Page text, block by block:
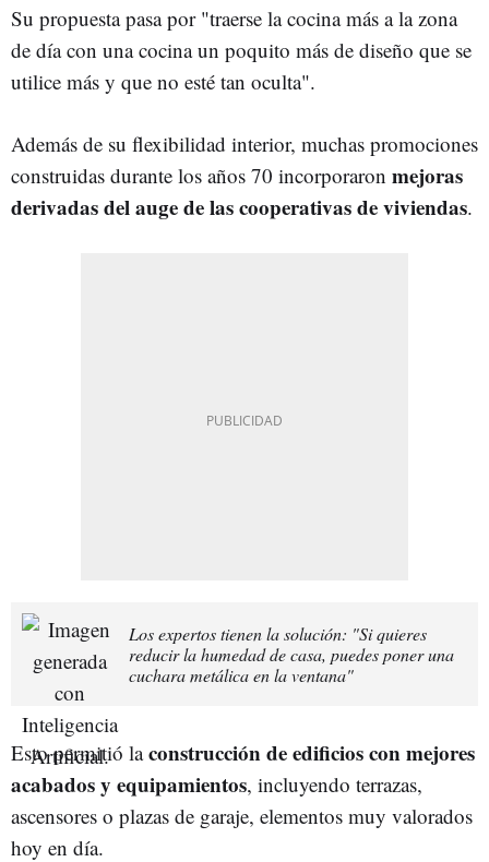
Su propuesta pasa por "traerse la cocina más a la zona
de día con una cocina un poquito más de diseño que se
utilice más y que no esté tan oculta".
Además de su flexibilidad interior, muchas promociones
construidas durante los años 70 incorporaron mejoras
derivadas del auge de las cooperativas de viviendas.
Los expertos tienen la solución: "Si quieres
reducir la humedad de casa, puedes poner una
cuchara metálica en la ventana"
Esto permitió laconstrucción de edificios con mejores
acabados y equipamientos, incluyendo terrazas,
ascensores o plazas de garaje, elementos muy valorados
hoy en día.